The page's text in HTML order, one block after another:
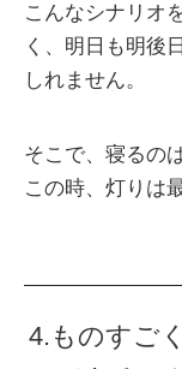
こんなシナリオ
く、明日も明後
しれません。
そこで、寝るの
この時、灯りは
4.ものすご